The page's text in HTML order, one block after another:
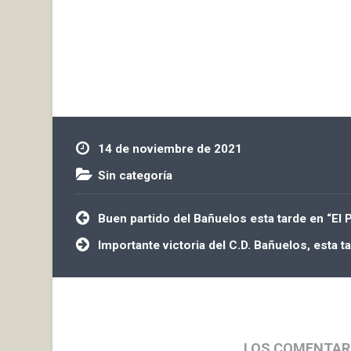
14 de noviembre de 2021
Sin categoría
Navegación
de
entradas
Buen partido del Bañuelos esta tarde en “El
Importante victoria del C.D. Bañuelos, esta